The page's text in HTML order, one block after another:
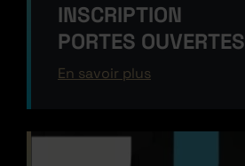
INSCRIPTION
PORTES OUVERTES
En savoir plus